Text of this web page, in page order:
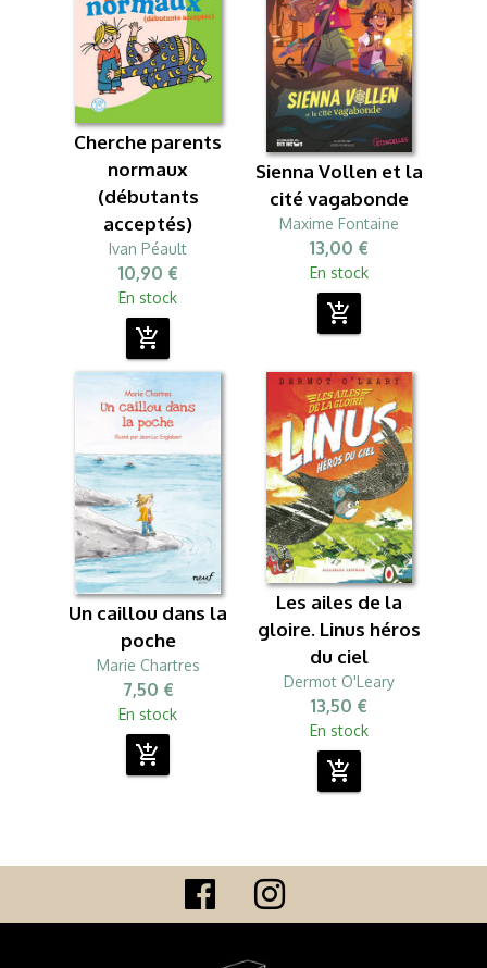
Cherche parents
normaux
(débutants
acceptés)
Ivan Péault
10,90 €
En stock
add_shopping_cart
Sienna Vollen et la
cité vagabonde
Maxime Fontaine
13,00 €
En stock
add_shopping_cart
Un caillou dans la
poche
Marie Chartres
7,50 €
En stock
add_shopping_cart
Les ailes de la
gloire. Linus héros
du ciel
Dermot O'Leary
13,50 €
En stock
add_shopping_cart